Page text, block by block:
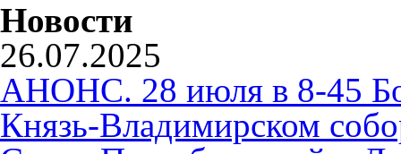
Новости
26.07.2025
АНОНС. 28 июля в 8-45
Князь-Владимирском